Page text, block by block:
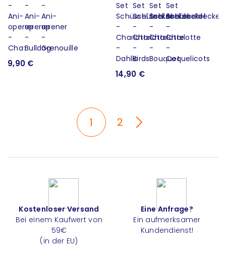
9,90 €
14,90 €
1 2
Kostenloser Versand
Bei einem Kaufwert von
59€
(in der EU)
Eine Anfrage?
Ein aufmerksamer
Kundendienst!